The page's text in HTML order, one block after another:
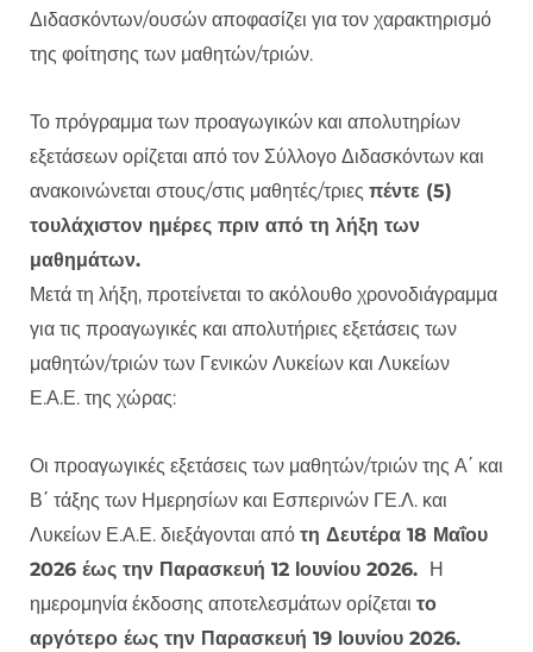
Διδασκόντων/ουσών αποφασίζει για τον χαρακτηρισμό
της φοίτησης των μαθητών/τριών.
Το πρόγραμμα των προαγωγικών και απολυτηρίων
εξετάσεων ορίζεται από τον Σύλλογο Διδασκόντων και
ανακοινώνεται στους/στις μαθητές/τριες πέντε (5)
τουλάχιστον ημέρες πριν από τη λήξη των
μαθημάτων.
Μετά τη λήξη, προτείνεται το ακόλουθο χρονοδιάγραμμα
για τις προαγωγικές και απολυτήριες εξετάσεις των
μαθητών/τριών των Γενικών Λυκείων και Λυκείων
Ε.Α.Ε. της χώρας:
Οι προαγωγικές εξετάσεις των μαθητών/τριών της Α΄ και
Β΄ τάξης των Ημερησίων και Εσπερινών ΓΕ.Λ. και
Λυκείων Ε.Α.Ε. διεξάγονται από τη Δευτέρα 18 Μαΐου
2026 έως την Παρασκευή 12 Ιουνίου 2026.
Η
ημερομηνία έκδοσης αποτελεσμάτων ορίζεται το
αργότερο έως την Παρασκευή 19 Ιουνίου 2026.